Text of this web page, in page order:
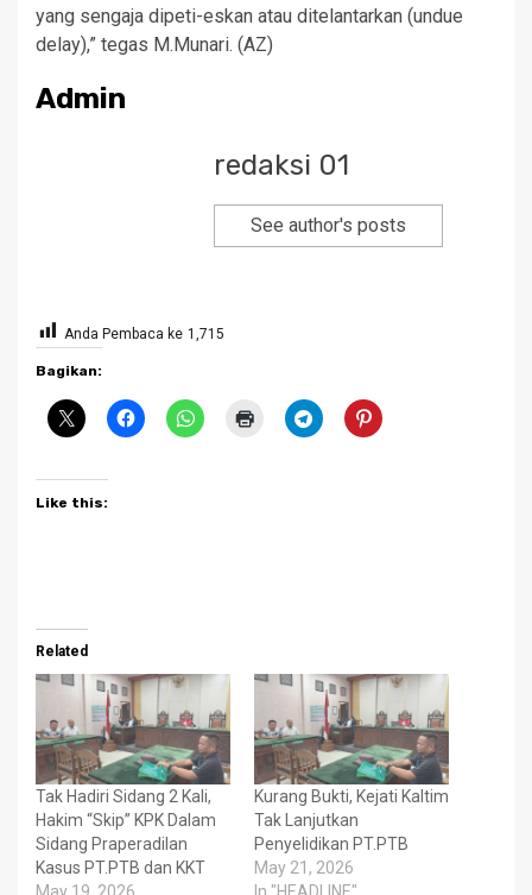
yang sengaja dipeti-eskan atau ditelantarkan (undue
delay),” tegas M.Munari. (AZ)
Admin
redaksi 01
See author's posts
Anda Pembaca ke 1,715
Bagikan:
Like this:
Related
Tak Hadiri Sidang 2 Kali,
Hakim “Skip” KPK Dalam
Sidang Praperadilan
Kasus PT.PTB dan KKT
Kurang Bukti, Kejati Kaltim
Tak Lanjutkan
Penyelidikan PT.PTB
May 21, 2026